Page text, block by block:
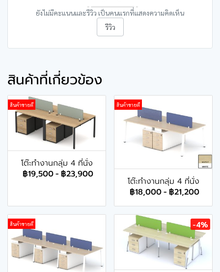
ยังไม่มีคะแนนและรีวิว เป็นคนแรกที่แสดงความคิดเห็น
รีวิว
สินค้าที่เกี่ยวข้อง
สินค้าขายดี
โต๊ะทำงานกลุ่ม 4 ที่นั่ง
฿19,500- ฿23,900
สินค้าขายดี
โต๊ะทำงานกลุ่ม 4 ที่นั่ง
฿18,000- ฿21,200
สินค้าขายดี -4%